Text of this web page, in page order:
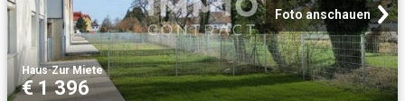
Foto anschauen
Haus·Zur Miete
€ 1 396